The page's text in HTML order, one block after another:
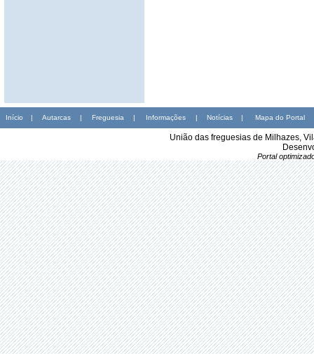
Início | Autarcas | Freguesia | Informações | Notícias | Mapa do Portal
União das freguesias de Milhazes,
Portal